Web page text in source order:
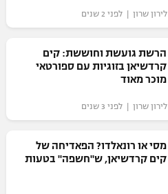
לירון שרון | לפני 2 שנים
הרשת גועשת וחוששת: קים
קרדשיאן בזוגיות עם ספורטאי
מוכר מאוד
לירון שרון | לפני 3 שנים
מסי או רונאלדו? הפאדיחה של
קים קרדשיאן, ש"חשפה" בטעות